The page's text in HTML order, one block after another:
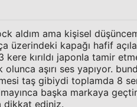
aldım ama kişisel
üzerindeki kapağı hafif
kere kırıldı japonla tamir
olunca aşırı ses yapıyor.
taş gibiydi toplamda 8
başka markaya
dikkat ediniz.